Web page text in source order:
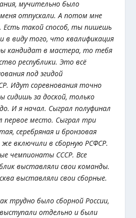
мучительно было
отпускали. А потом мне
Есть такой способ, ты пишешь
в виду того, что квалификация
кандидат в мастера, то тебя
республики. Это всё
под эгидой
Идут соревнования точно
сидишь за доской, только
И я начал. Сыграл полуфинал
первое место. Сыграл три
серебряная и бронзовая
включили в сборную РСФСР.
чемпионаты СССР. Все
выставляли свои команды.
выставляли свои сборные.
трудно было сборной России,
отдельно и были